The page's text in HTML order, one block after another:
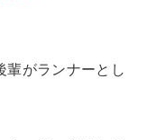
輩がランナーとし